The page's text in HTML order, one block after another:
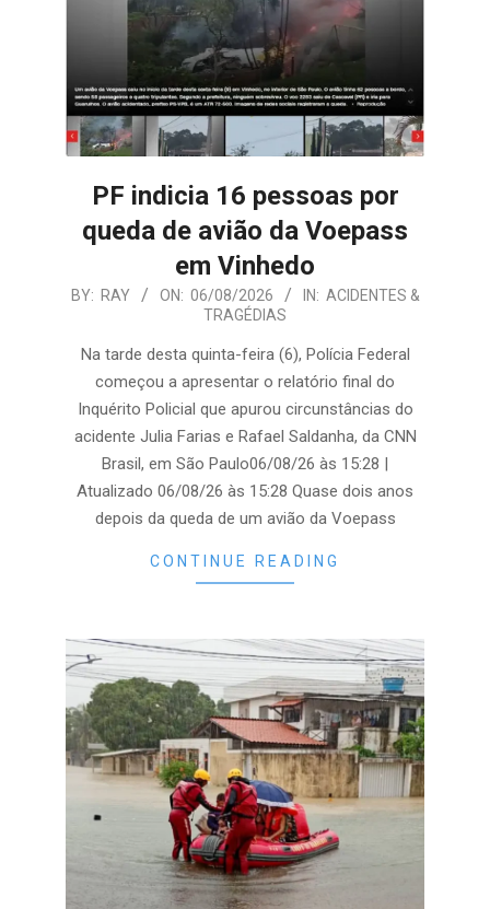
PF indicia 16 pessoas por
queda de avião da Voepass
em Vinhedo
2026-
06
BY: RAY ON: 06/08/2026 IN: ACIDENTES &
TRAGÉDIAS
Na tarde desta quinta-feira (6), Polícia Federal
começou a apresentar o relatório final do
Inquérito Policial que apurou circunstâncias do
acidente Julia Farias e Rafael Saldanha, da CNN
Brasil, em São Paulo06/08/26 às 15:28 |
Atualizado 06/08/26 às 15:28 Quase dois anos
depois da queda de um avião da Voepass
CONTINUE READING